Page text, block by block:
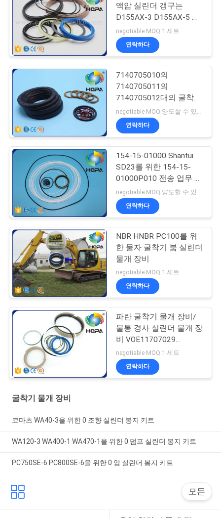
액압 실린더 갱구는
D155AX-3 D155AX-5 굴
착기를 밀봉합니다
negotiable MOQ:1 세트
연락하다
7140705010의
7140705011의
7140705012대의 굴착기
물개 장비 WA400-3
WA450-3 WA470-3
연락하다
154-15-01000 Shantui
SD23를 위한 154-15-
01000P010 전송 업무 장
비
연락하다
NBR HNBR PC100를 위
한 물자 굴착기 붐 실린더
물개 장비
negotiable MOQ:1 세트
연락하다
파란 굴착기 물개 장비/
물통 경사 실린더 물개 장
비 VOE11707029
VOE11999892
11707029 11999892
negotiable MOQ:1 세트
연락하다
굴착기 물개 장비
코마츠 WA40-3을 위한 0 조향 실린더 봉지 키트
WA120-3 WA400-1 WA470-1을 위한 0 덤프 실린더 봉지 키트
PC750SE-6 PC800SE-6을 위한 0 암 실린더 봉지 키트
모든